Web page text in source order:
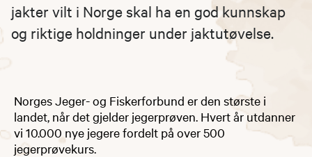
jakter vilt i Norge skal ha en god kunnskap
og riktige holdninger under jaktutøvelse.
Norges Jeger- og Fiskerforbund er den største i
landet, når det gjelder jegerprøven. Hvert år utdanner
vi 10.000 nye jegere fordelt på over 500
jegerprøvekurs.